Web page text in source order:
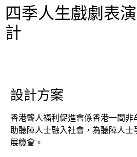
四季人生戲劇表
計
設計方案
香港聾人福利促進會係香港一間非
助聽障人士融入社會，為聽障人士
展機會。